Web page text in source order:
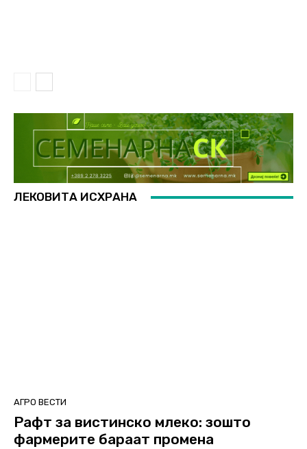
ЛЕКОВИТА ИСХРАНА
АГРО ВЕСТИ
Рафт за вистинско млеко: зошто
фармерите бараат промена